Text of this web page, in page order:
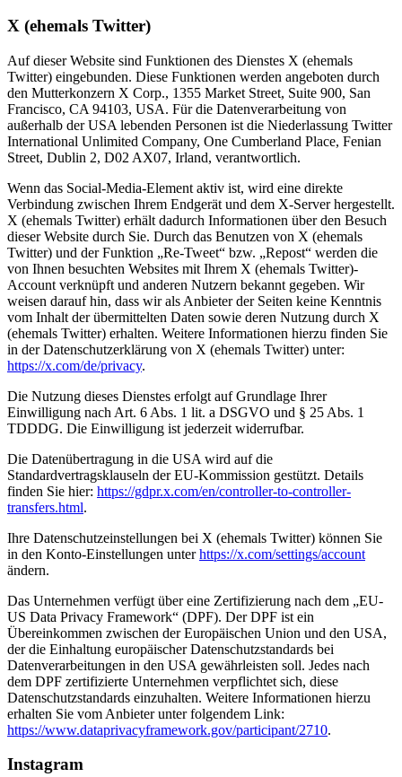
X (ehemals Twitter)
Auf dieser Website sind Funktionen des Dienstes X (ehemals
Twitter) eingebunden. Diese Funktionen werden angeboten durch
den Mutterkonzern X Corp., 1355 Market Street, Suite 900, San
Francisco, CA 94103, USA. Für die Datenverarbeitung von
außerhalb der USA lebenden Personen ist die Niederlassung Twitter
International Unlimited Company, One Cumberland Place, Fenian
Street, Dublin 2, D02 AX07, Irland, verantwortlich.
Wenn das Social-Media-Element aktiv ist, wird eine direkte
Verbindung zwischen Ihrem Endgerät und dem X-Server hergestellt.
X (ehemals Twitter) erhält dadurch Informationen über den Besuch
dieser Website durch Sie. Durch das Benutzen von X (ehemals
Twitter) und der Funktion „Re-Tweet“ bzw. „Repost“ werden die
von Ihnen besuchten Websites mit Ihrem X (ehemals Twitter)-
Account verknüpft und anderen Nutzern bekannt gegeben. Wir
weisen darauf hin, dass wir als Anbieter der Seiten keine Kenntnis
vom Inhalt der übermittelten Daten sowie deren Nutzung durch X
(ehemals Twitter) erhalten. Weitere Informationen hierzu finden Sie
in der Datenschutzerklärung von X (ehemals Twitter) unter:
https://x.com/de/privacy.
Die Nutzung dieses Dienstes erfolgt auf Grundlage Ihrer
Einwilligung nach Art. 6 Abs. 1 lit. a DSGVO und § 25 Abs. 1
TDDDG. Die Einwilligung ist jederzeit widerrufbar.
Die Datenübertragung in die USA wird auf die
Standardvertragsklauseln der EU-Kommission gestützt. Details
finden Sie hier: https://gdpr.x.com/en/controller-to-controller-
transfers.html.
Ihre Datenschutzeinstellungen bei X (ehemals Twitter) können Sie
in den Konto-Einstellungen unterhttps://x.com/settings/account
ändern.
Das Unternehmen verfügt über eine Zertifizierung nach dem „EU-
US Data Privacy Framework“ (DPF). Der DPF ist ein
Übereinkommen zwischen der Europäischen Union und den USA,
der die Einhaltung europäischer Datenschutzstandards bei
Datenverarbeitungen in den USA gewährleisten soll. Jedes nach
dem DPF zertifizierte Unternehmen verpflichtet sich, diese
Datenschutzstandards einzuhalten. Weitere Informationen hierzu
erhalten Sie vom Anbieter unter folgendem Link:
https://www.dataprivacyframework.gov/participant/2710.
Instagram